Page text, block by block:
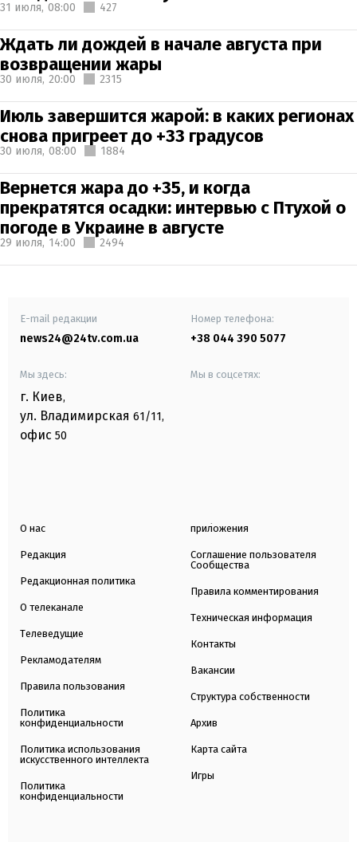
31 июля, 08:00 427
Ждать ли дождей в начале августа при
возвращении жары
30 июля, 20:00 2315
Июль завершится жарой: в каких регионах
снова пригреет до +33 градусов
30 июля, 08:00 1884
Вернется жара до +35, и когда
прекратятся осадки: интервью с Птухой о
погоде в Украине в августе
29 июля, 14:00 2494
E-mail редакции
news24@24tv.com.ua
Номер телефона:
+38 044 390 5077
Мы здесь:
г. Киев,
ул. Владимирская 61/11,
офис 50
Мы в соцсетях:
О нас
Редакция
Редакционная политика
О телеканале
Телеведущие
Рекламодателям
Правила пользования
Политика
конфиденциальности
Политика использования
искусственного интеллекта
Политика
конфиденциальности
приложения
Соглашение пользователя
Сообщества
Правила комментирования
Техническая информация
Контакты
Вакансии
Структура собственности
Архив
Карта сайта
Игры